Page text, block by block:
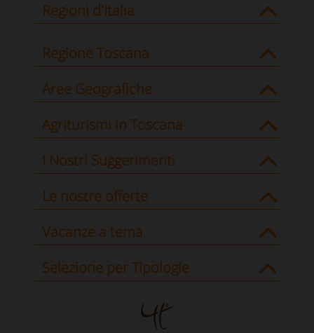
Regioni d'Italia
Regione Toscana
Aree Geografiche
Agriturismi in Toscana
I Nostri Suggerimenti
Le nostre offerte
Vacanze a tema
Selezione per Tipologie